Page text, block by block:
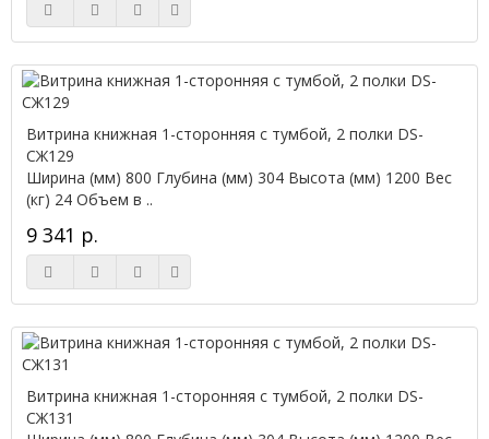
Витрина книжная 1-сторонняя с тумбой, 2 полки DS-
СЖ129
Ширина (мм) 800 Глубина (мм) 304 Высота (мм) 1200 Вес
(кг) 24 Объем в ..
9 341 р.
Витрина книжная 1-сторонняя с тумбой, 2 полки DS-
СЖ131